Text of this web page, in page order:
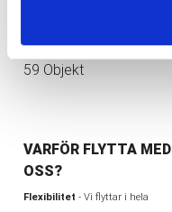
59 Objekt
VARFÖR FLYTTA MED
OSS?
Flexibilitet - Vi flyttar i hela